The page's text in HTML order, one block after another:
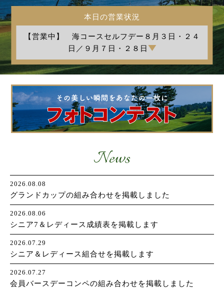
本日の営業状況
【営業中】 海コースセルフデー８月３日・２４
日／９月７日・２８日
施設案内
交通アクセス
お問い合わせ
News
2026.08.08
グランドカップの組み合わせを掲載しました
2026.08.06
シニア7＆レディース成績表を掲載します
2026.07.29
シニア＆レディース組合せを掲載します
2026.07.27
会員バースデーコンペの組み合わせを掲載しました